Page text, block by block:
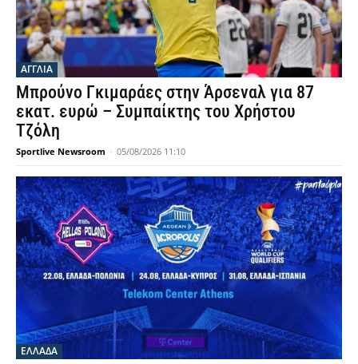
ΑΓΓΛΙΑ
Μπρούνο Γκιμαράες στην Άρσεναλ για 87
εκατ. ευρώ – Συμπαίκτης του Χρήστου
Τζόλη
Sportlive Newsroom - 05/08/2026 11:10
ΕΛΛΑΔΑ